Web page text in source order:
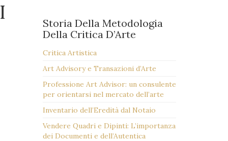
Storia Della Metodologia
Della Critica D’Arte
Critica Artistica
Art Advisory e Transazioni d’Arte
Professione Art Advisor: un consulente
per orientarsi nel mercato dell’arte
Inventario dell’Eredità dal Notaio
Vendere Quadri e Dipinti: L’importanza
dei Documenti e dell’Autentica